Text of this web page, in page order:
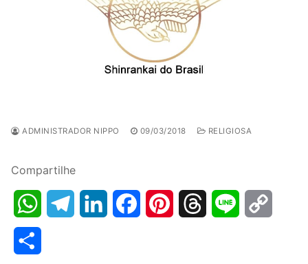
ADMINISTRADOR NIPPO 09/03/2018 RELIGIOSA
Compartilhe
WhatsAppTelegramLinkedInFacebookPinterestThreads Line